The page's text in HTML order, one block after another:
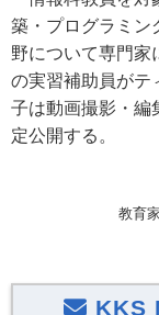
築・プログラミン
野について専門家
の実習補助員がテ
子は動画撮影・編
定公開する。
教育
KKS